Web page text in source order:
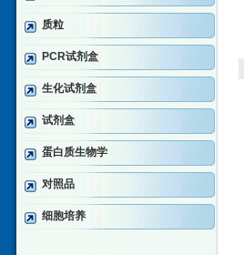
质粒
PCR试剂盒
生化试剂盒
试剂盒
蛋白质生物学
对照品
细胞培养